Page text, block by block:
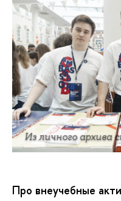
Из личного архива
Про внеучебные